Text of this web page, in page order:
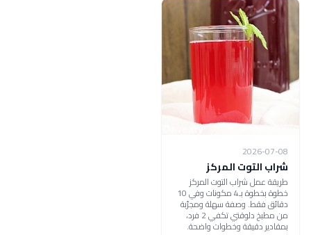
2026-07-08
شراب التوت المركز
طريقة عمل شراب التوت المركز
خطوة بخطوة بـ4 مكونات وفي 10
دقائق فقط. وصفة سهلة ومجرّبة
من مطبخ دلوقتي تكفي 2 فرد،
بمقادير دقيقة وخطوات واضحة.